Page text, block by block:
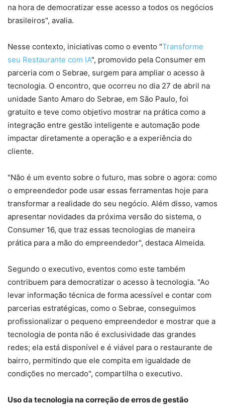
na hora de democratizar esse acesso a todos os negócios
brasileiros", avalia.
Nesse contexto, iniciativas como o evento "Transforme
seu Restaurante com IA", promovido pela Consumer em
parceria com o Sebrae, surgem para ampliar o acesso à
tecnologia. O encontro, que ocorreu no dia 27 de abril na
unidade Santo Amaro do Sebrae, em São Paulo, foi
gratuito e teve como objetivo mostrar na prática como a
integração entre gestão inteligente e automação pode
impactar diretamente a operação e a experiência do
cliente.
"Não é um evento sobre o futuro, mas sobre o agora: como
o empreendedor pode usar essas ferramentas hoje para
transformar a realidade do seu negócio. Além disso, vamos
apresentar novidades da próxima versão do sistema, o
Consumer 16, que traz essas tecnologias de maneira
prática para a mão do empreendedor", destaca Almeida.
Segundo o executivo, eventos como este também
contribuem para democratizar o acesso à tecnologia. "Ao
levar informação técnica de forma acessível e contar com
parcerias estratégicas, como o Sebrae, conseguimos
profissionalizar o pequeno empreendedor e mostrar que a
tecnologia de ponta não é exclusividade das grandes
redes; ela está disponível e é viável para o restaurante de
bairro, permitindo que ele compita em igualdade de
condições no mercado", compartilha o executivo.
Uso da tecnologia na correção de erros de gestão